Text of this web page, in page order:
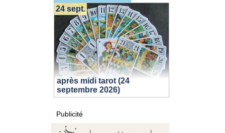
après midi tarot (24
septembre 2026)
24 sept.
Publicité